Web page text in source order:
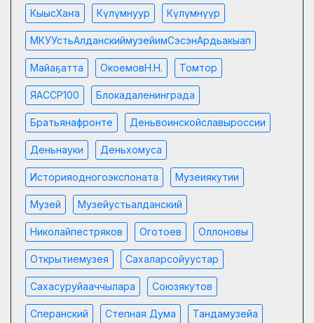
КыысХаҥа Күлүмнуур Күлүмнүүр
МКУУстьАлданскиймузейимСэсэнАрдьакыап
Майаҕатта ОкоемовН.Н. Томтор
ЯАССР100 Блокадаленинграда
Братьянафронте Деньвоинскойславыроссии
Деньнауки Деньхомуса
Историяодногоэкспоната Музеиякутии
Музей Музейустьалданский
Николайпестряков Оготоев Оллоновы
Открытиемузея Сахаларсойуустар
Сахасуруйааччылара Союзякутов
Сперанский Степная Дума Тандамузейа